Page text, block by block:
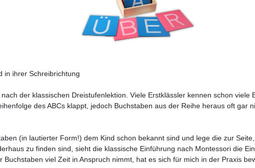
in ihrer Schreibrichtung
der klassischen Dreistufenlektion. Viele Erstklässler kennen schon
des ABCs klappt, jedoch Buchstaben aus der Reihe heraus oft gar
(in lautierter Form!) dem Kind schon bekannt sind und lege die zur
zu finden sind, sieht die klassische Einführung nach Montessori die
viel Zeit in Anspruch nimmt, hat es sich für mich in der Praxis